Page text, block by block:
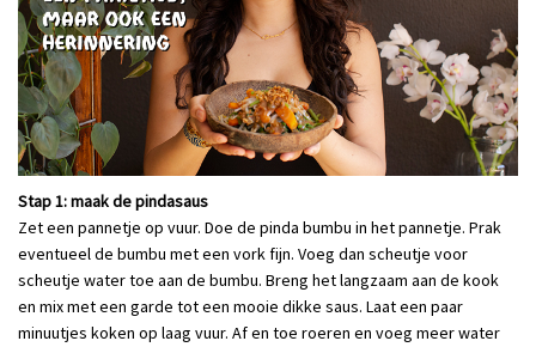
Stap 1: maak de pindasaus
Zet een pannetje op vuur. Doe de pinda bumbu in het pannetje. Prak
eventueel de bumbu met een vork fijn. Voeg dan scheutje voor
scheutje water toe aan de bumbu. Breng het langzaam aan de kook
en mix met een garde tot een mooie dikke saus. Laat een paar
minuutjes koken op laag vuur. Af en toe roeren en voeg meer water